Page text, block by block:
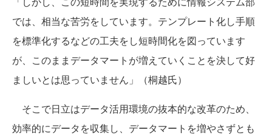
では、相当な苦労をしています。テンプレート化し手順
を標準化するなどの工夫をし短時間化を図っています
が、このままデータマートが増えていくことを決して好
ましいとは思っていません」（桐越氏）
そこで日立はデータ活用環境の抜本的な改革のため、
効率的にデータを収集し、データマートを増やさずとも